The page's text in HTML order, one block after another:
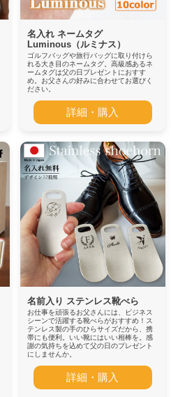
名入れ ネームタグ
Luminous（ルミナス）
ゴルフバッグや旅行バッグに取り付けら
れる大き目のネームタグ。高級感あるネ
ームタグは父の日プレゼントにおすす
め。お父さんの好みに合わせてお選びく
ださい。
詳細・購入
名前入り ステンレス靴べら
お仕事を頑張るお父さんには、ビジネス
シーンで活躍する靴べらがおすすめ！ス
テンレス製の手のひらサイズだから、携
帯にも便利。いい靴にはいい相棒を。感
謝の気持ちを込めて父の日のプレゼント
にしませんか。
詳細・購入